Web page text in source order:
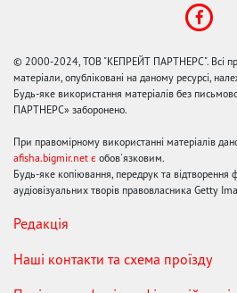
© 2000-2024, ТОВ "КЕПРЕЙТ ПАРТНЕРС". Всі
матеріали, опубліковані на даному ресурсі,
Будь-яке використання матеріалів без
ПАРТНЕРС» заборонено.
При правомірному використанні матеріалів
afisha.bigmir.net є обов'язковим.
Будь-яке копіювання, передрук та відтворення
аудіовізуальних творів правовласника Getty
Редакція
Наші контакти та схема проїзду